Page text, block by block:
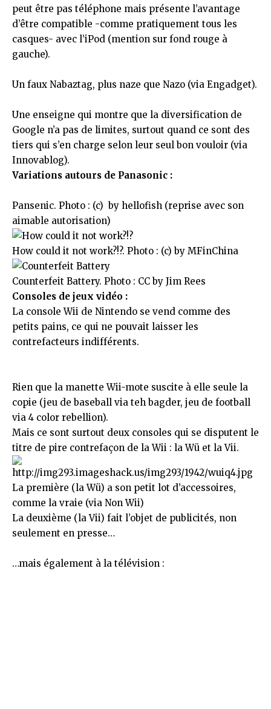
peut être pas téléphone mais présente l’avantage
d’être compatible -comme pratiquement tous les
casques- avec l’iPod (mention sur fond rouge à
gauche).
Un faux Nabaztag, plus naze que Nazo (via Engadget).
Une enseigne qui montre que la diversification de
Google n’a pas de limites, surtout quand ce sont des
tiers qui s’en charge selon leur seul bon vouloir (via
Innovablog).
Variations autours de Panasonic :
Pansenic. Photo : (c) by hellofish (reprise avec son
aimable autorisation)
How could it not work?!?. Photo : (c) by MFinChina
Counterfeit Battery. Photo : CCby Jim Rees
Consoles de jeux vidéo :
La console Wii de Nintendo se vend comme des
petits pains, ce qui ne pouvait laisser les
contrefacteurs indifférents.
Rien que la manette Wii-mote suscite à elle seule la
copie (jeu de baseball via teh bagder, jeu de football
via 4 color rebellion).
Mais ce sont surtout deux consoles qui se disputent le
titre de pire contrefaçon de la Wii : la Wü et la Vii.
La première (la Wü) a son petit lot d’accessoires,
comme la vraie (via Non Wii)
La deuxième (la Vii) fait l’objet de publicités, non
seulement en presse…
…mais également à la télévision :